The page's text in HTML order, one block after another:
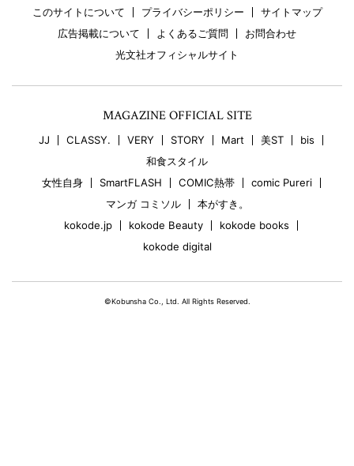
このサイトについて
プライバシーポリシー
サイトマップ
広告掲載について
よくあるご質問
お問合わせ
光文社オフィシャルサイト
MAGAZINE OFFICIAL SITE
JJ CLASSY. VERY STORY Mart 美ST
bis
和食スタイル
女性自身
SmartFLASH COMIC熱帯
comic Pureri
マンガ コミソル
本がすき。
kokode.jp
kokode Beauty
kokode books
kokode digital
©Kobunsha Co., Ltd. All Rights Reserved.